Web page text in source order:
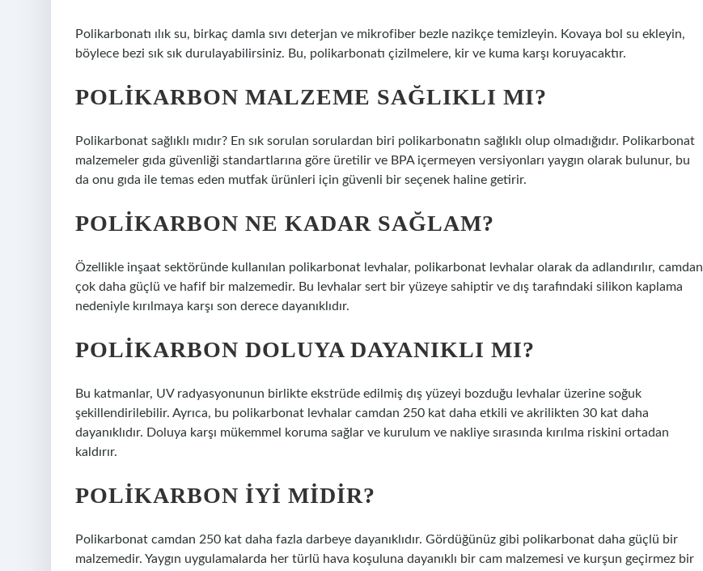
Polikarbonatı ılık su, birkaç damla sıvı deterjan ve mikrofiber bezle nazikçe temizleyin. Kovaya bol su ekleyin,
böylece bezi sık sık durulayabilirsiniz. Bu, polikarbonatı çizilmelere, kir ve kuma karşı koruyacaktır.
POLIKARBON MALZEME SAĞLIKLI MI?
Polikarbonat sağlıklı mıdır? En sık sorulan sorulardan biri polikarbonatın sağlıklı olup olmadığıdır. Polikarbonat
malzemeler gıda güvenliği standartlarına göre üretilir ve BPA içermeyen versiyonları yaygın olarak bulunur, bu
da onu gıda ile temas eden mutfak ürünleri için güvenli bir seçenek haline getirir.
POLIKARBON NE KADAR SAĞLAM?
Özellikle inşaat sektöründe kullanılan polikarbonat levhalar, polikarbonat levhalar olarak da adlandırılır, camdan
çok daha güçlü ve hafif bir malzemedir. Bu levhalar sert bir yüzeye sahiptir ve dış tarafındaki silikon kaplama
nedeniyle kırılmaya karşı son derece dayanıklıdır.
POLIKARBON DOLUYA DAYANIKLI MI?
Bu katmanlar, UV radyasyonunun birlikte ekstrüde edilmiş dış yüzeyi bozduğu levhalar üzerine soğuk
şekillendirilebilir. Ayrıca, bu polikarbonat levhalar camdan 250 kat daha etkili ve akrilikten 30 kat daha
dayanıklıdır. Doluya karşı mükemmel koruma sağlar ve kurulum ve nakliye sırasında kırılma riskini ortadan
kaldırır.
POLIKARBON IYI MIDIR?
Polikarbonat camdan 250 kat daha fazla darbeye dayanıklıdır. Gördüğünüz gibi polikarbonat daha güçlü bir
malzemedir. Yaygın uygulamalarda her türlü hava koşuluna dayanıklı bir cam malzemesi ve kurşun geçirmez bir